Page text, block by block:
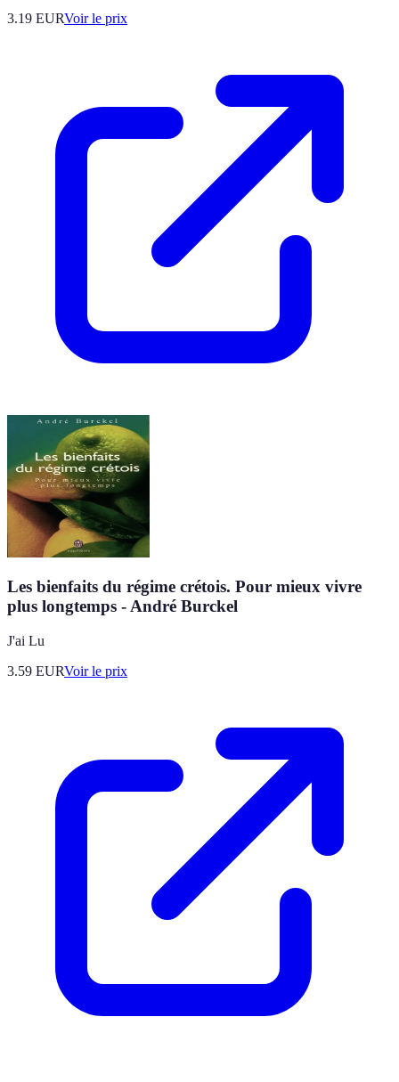
3.19 EURVoir le prix
Les bienfaits du régime crétois. Pour mieux vivre
plus longtemps - André Burckel
J'ai Lu
3.59 EURVoir le prix